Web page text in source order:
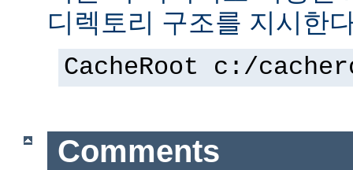
디렉토리 구조를 지시한
CacheRoot c:/
Comments